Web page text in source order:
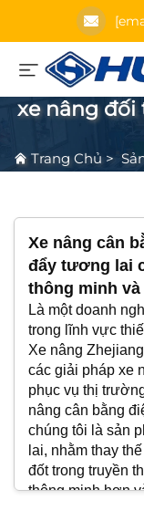
xe nâng
Trang Chủ>
Xe nâng cân
đẩy tương lai
thông minh
Là một doanh
trong lĩnh vực
Xe nâng
các giải pháp xe
phục vụ thị
nâng cân bằng
chúng tôi là sản
lai, nhằm thay
đốt trong truyền
thông minh hơn